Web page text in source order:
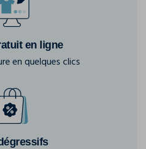
en ligne
en quelques clics